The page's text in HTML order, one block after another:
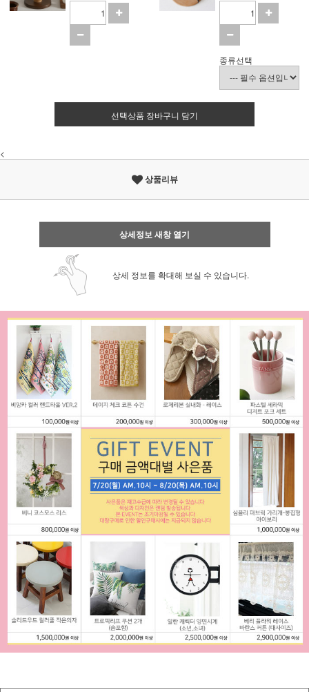
종류선택
선택상품 장바구니 담기
<
상품리뷰
상세정보 새창 열기
상세 정보를 확대해 보실 수 있습니다.